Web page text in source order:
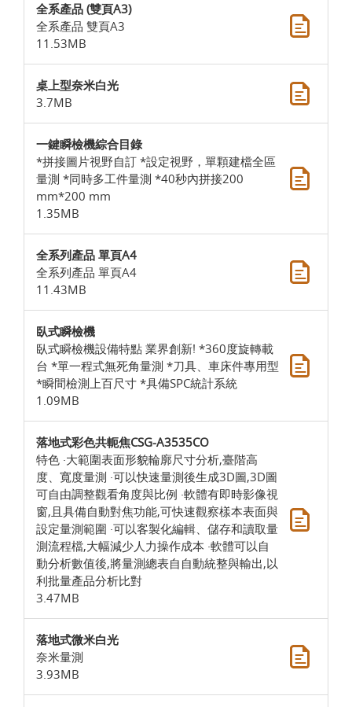
全系產品 (雙頁A3)
全系產品 雙頁A3
11.53MB
桌上型奈米白光
3.7MB
一鍵瞬檢機綜合目錄
*拼接圖片視野自訂 *設定視野，單顆建檔全區
量測 *同時多工件量測 *40秒內拼接200
mm*200 mm
1.35MB
全系列產品 單頁A4
全系列產品 單頁A4
11.43MB
臥式瞬檢機
臥式瞬檢機設備特點 業界創新! *360度旋轉載
台 *單一程式無死角量測 *刀具、車床件專用型
*瞬間檢測上百尺寸 *具備SPC統計系統
1.09MB
落地式彩色共軛焦CSG-A3535CO
特色 ·大範圍表面形貌輪廓尺寸分析,臺階高
度、寬度量測 ·可以快速量測後生成3D圖,3D圖
可自由調整觀看角度與比例 ·軟體有即時影像視
窗,且具備自動對焦功能,可快速觀察樣本表面與
設定量測範圍 ·可以客製化編輯、儲存和讀取量
測流程檔,大幅減少人力操作成本 ·軟體可以自
動分析數值後,將量測總表自自動統整與輸出,以
利批量產品分析比對
3.47MB
落地式微米白光
奈米量測
3.93MB